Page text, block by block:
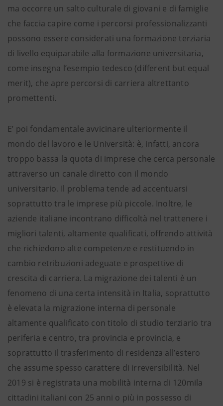
ma occorre un salto culturale di giovani e di famiglie
che faccia capire come i percorsi professionalizzanti
possono essere considerati una formazione terziaria
di livello equiparabile alla formazione universitaria,
come insegna l’esempio tedesco (different but equal
merit), che apre percorsi di carriera altrettanto
promettenti.
E’ poi fondamentale avvicinare ulteriormente il
mondo del lavoro e le Università: è, infatti, ancora
troppo bassa la quota di imprese che cerca personale
attraverso un canale diretto con il mondo
universitario. Il problema tende ad accentuarsi
soprattutto tra le imprese più piccole. Inoltre, le
aziende italiane incontrano difficoltà nel trattenere i
migliori talenti, altamente qualificati, offrendo attività
che richiedono alte competenze e restituendo in
cambio retribuzioni adeguate e prospettive di
crescita di carriera. La migrazione dei talenti è un
fenomeno di una certa intensità in Italia, soprattutto
è elevata la migrazione interna di personale
altamente qualificato con titolo di studio terziario tra
periferia e centro, tra provincia e provincia, e
soprattutto il trasferimento di residenza all’estero
che assume spesso carattere di irreversibilità. Nel
2019 si è registrata una mobilità interna di 120mila
cittadini italiani con 25 anni o più in possesso di